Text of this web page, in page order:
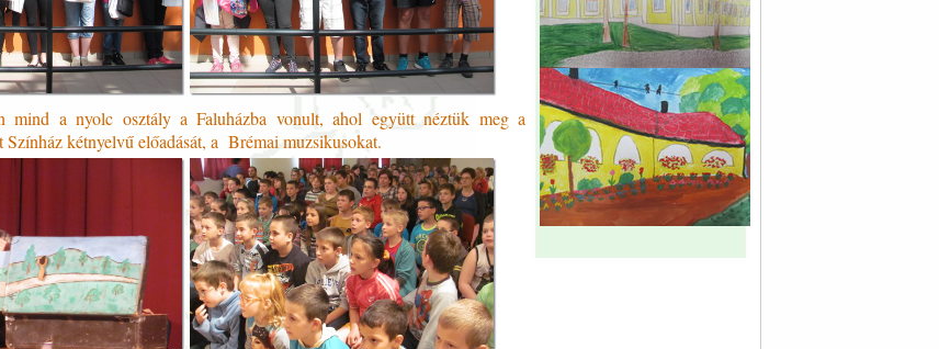
mind a nyolc osztály a Faluházba vonult, ahol együtt néztük meg a
Színház kétnyelvű előadását, a Brémai muzsikusokat.